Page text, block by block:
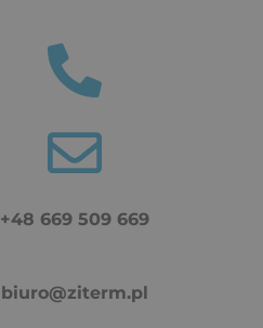
+48 669 509 669
biuro@ziterm.pl